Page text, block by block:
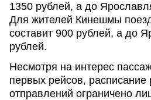
1350 рублей, а до
Для жителей Кинешмы
составит 900 рублей, а до
рублей.
Несмотря на интерес
первых рейсов, расписание
отправлений ограничено